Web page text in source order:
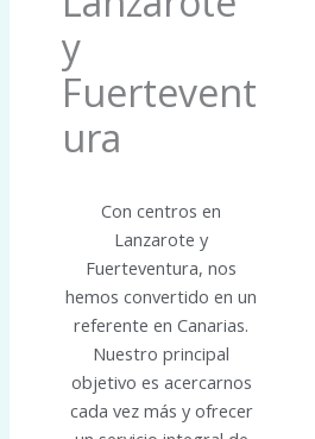
y
Fuertevent
ura
Con centros en
Lanzarote y
Fuerteventura, nos
hemos convertido en un
referente en Canarias.
Nuestro principal
objetivo es acercarnos
cada vez más y ofrecer